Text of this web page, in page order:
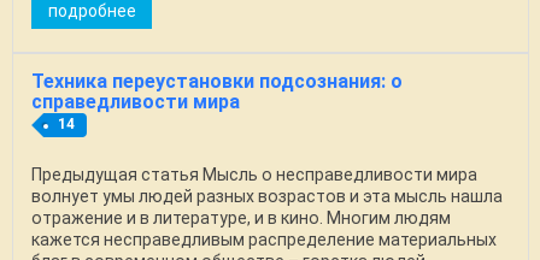
подробнее
Техника переустановки подсознания: о
справедливости мира
14
Предыдущая статья Мысль о несправедливости мира
волнует умы людей разных возрастов и эта мысль нашла
отражение и в литературе, и в кино. Многим людям
кажется несправедливым распределение материальных